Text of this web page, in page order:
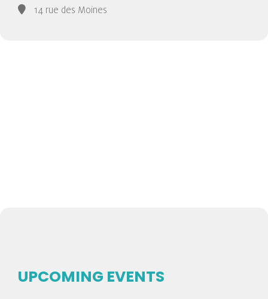
14 rue des Moines
UPCOMING EVENTS